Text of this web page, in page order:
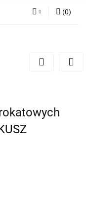
zgłoszenie
(0)